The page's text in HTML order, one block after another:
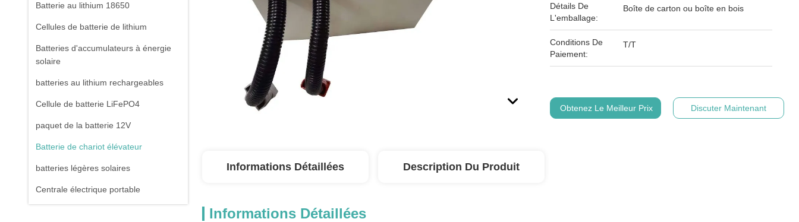
Batterie au lithium 18650
Cellules de batterie de lithium
Batteries d'accumulateurs à énergie
solaire
batteries au lithium rechargeables
Cellule de batterie LiFePO4
paquet de la batterie 12V
Batterie de chariot élévateur
batteries légères solaires
Centrale électrique portable
Détails De
L'emballage:
Boîte de carton ou boîte en bois
Conditions De
Paiement:
T/T
Obtenez Le Meilleur Prix Discuter Maintenant
Informations Détaillées Description Du Produit
Informations Détaillées